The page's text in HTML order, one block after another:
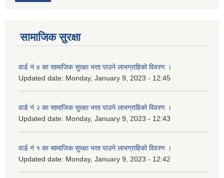
सामाजिक सुरक्षा
वार्ड नं ४ का सामाजिक सुरक्षा भत्ता पाउने लाभग्राहिको विवरण ।
Updated date: Monday, January 9, 2023 - 12:45
वार्ड नं २ का सामाजिक सुरक्षा भत्ता पाउने लाभग्राहिको विवरण ।
Updated date: Monday, January 9, 2023 - 12:43
वार्ड नं १ का सामाजिक सुरक्षा भत्ता पाउने लाभग्राहिको विवरण ।
Updated date: Monday, January 9, 2023 - 12:42